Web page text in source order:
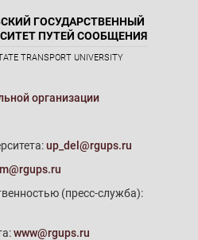
ГОСУДАРСТВЕННЫЙ
ПУТЕЙ СООБЩЕНИЯ
TRANSPORT UNIVERSITY
организации
up_del@rgups.ru
(пресс-служба):
www@rgups.ru